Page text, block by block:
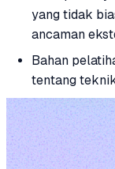
yang tidak
ancaman
Bahan
tentang